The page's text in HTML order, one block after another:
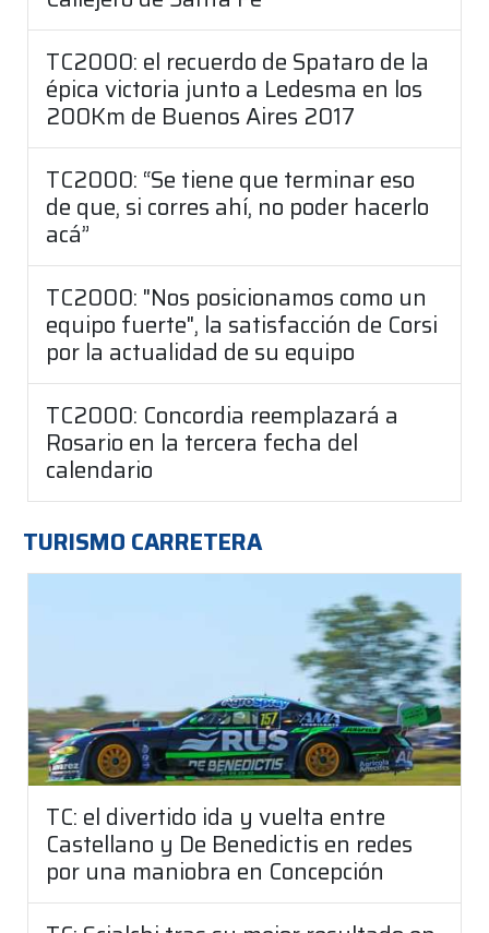
TC2000: el recuerdo de Spataro de la
épica victoria junto a Ledesma en los
200Km de Buenos Aires 2017
TC2000: “Se tiene que terminar eso
de que, si corres ahí, no poder hacerlo
acá”
TC2000: "Nos posicionamos como un
equipo fuerte", la satisfacción de Corsi
por la actualidad de su equipo
TC2000: Concordia reemplazará a
Rosario en la tercera fecha del
calendario
TURISMO CARRETERA
TC: el divertido ida y vuelta entre
Castellano y De Benedictis en redes
por una maniobra en Concepción